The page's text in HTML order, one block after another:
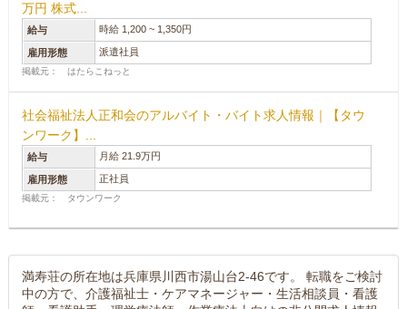
万円 株式...
給与 時給 1,200 ~ 1,350円
雇用形態 派遣社員
掲載元： はたらこねっと
社会福祉法人正和会のアルバイト・バイト求人情報｜【タウ
ンワーク】...
給与 月給 21.9万円
雇用形態 正社員
掲載元： タウンワーク
満寿荘の所在地は兵庫県川西市湯山台2-46です。 転職をご検討
中の方で、介護福祉士・ケアマネージャー・生活相談員・看護